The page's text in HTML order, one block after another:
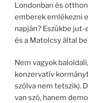
Londonban és
emberek emlékezni
napján? Eszükbe
és a Matolcsy által
Nem vagyok
konzervatív
szólva nem tetszik).
van szó, hanem